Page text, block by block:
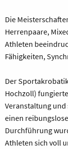
Die
Herrenpaare,
Athleten
Fähigkeiten,
Der
Hochzoll)
Veranstaltung
einen
Durchführung
Athleten sich voll